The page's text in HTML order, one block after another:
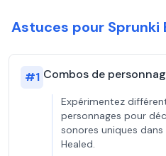
Astuces pour Sprunki
#1 Combos de
Expérimentez
personnages pour
sonores uniques
Healed.